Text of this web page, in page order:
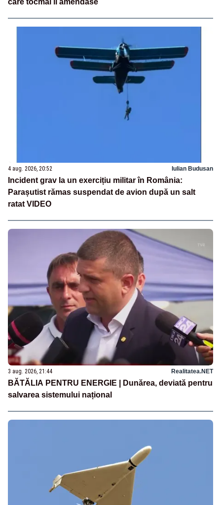
4 aug. 2026, 20:52 Iulian Budusan
Incident grav la un exercițiu militar în România:
Parașutist rămas suspendat de avion după un salt
ratat VIDEO
3 aug. 2026, 21:44 Realitatea.NET
BĂTĂLIA PENTRU ENERGIE | Dunărea, deviată pentru
salvarea sistemului național